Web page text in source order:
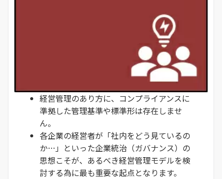
経営管理のあり方に、コンプライアンスに
準拠した管理基準や標準形は存在しませ
ん。
各企業の経営者が「社内をどう見ているの
か…」といった企業統治（ガバナンス）の
思想こそが、あるべき経営管理モデルを検
討する為に最も重要な起点となります。